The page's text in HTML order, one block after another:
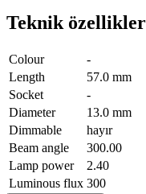
Teknik özellikler
Colour
-
Length
57.0 mm
Socket
-
Diameter
13.0 mm
Dimmable
hayır
Beam angle
300.00
Lamp power
2.40
Luminous flux 300